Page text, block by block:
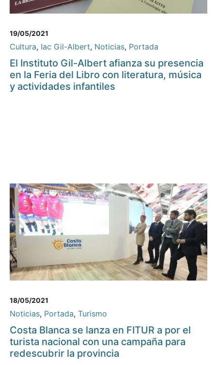
19/05/2021
Cultura, Iac Gil-Albert, Noticias, Portada
El Instituto Gil-Albert afianza su presencia
en la Feria del Libro con literatura, música
y actividades infantiles
18/05/2021
Noticias, Portada, Turismo
Costa Blanca se lanza en FITUR a por el
turista nacional con una campaña para
redescubrir la provincia